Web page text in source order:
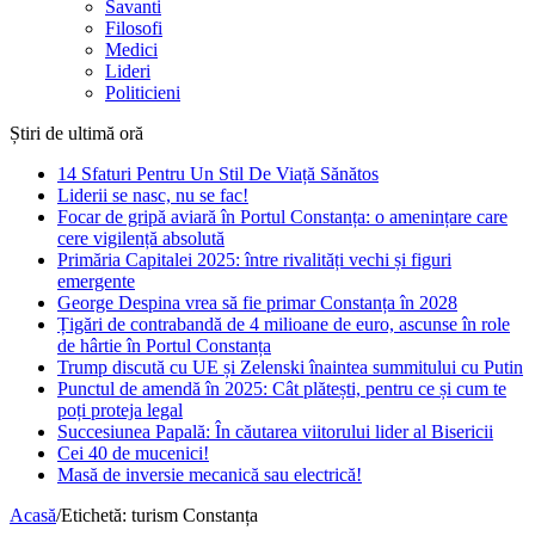
Savanti
Filosofi
Medici
Lideri
Politicieni
Știri de ultimă oră
14 Sfaturi Pentru Un Stil De Viață Sănătos
Liderii se nasc, nu se fac!
Focar de gripă aviară în Portul Constanța: o amenințare care
cere vigilență absolută
Primăria Capitalei 2025: între rivalități vechi și figuri
emergente
George Despina vrea să fie primar Constanța în 2028
Țigări de contrabandă de 4 milioane de euro, ascunse în role
de hârtie în Portul Constanța
Trump discută cu UE și Zelenski înaintea summitului cu Putin
Punctul de amendă în 2025: Cât plătești, pentru ce și cum te
poți proteja legal
Succesiunea Papală: În căutarea viitorului lider al Bisericii
Cei 40 de mucenici!
Masă de inversie mecanică sau electrică!
Acasă/Etichetă: turism Constanța